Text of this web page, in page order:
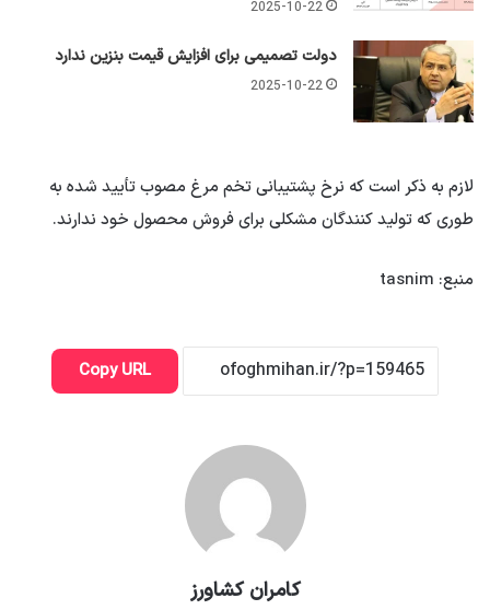
2025-10-22
دولت تصمیمی برای افزایش قیمت بنزین ندارد
2025-10-22
لازم به ذکر است که نرخ پشتیبانی تخم مرغ مصوب تأیید شده به
طوری که تولید کنندگان مشکلی برای فروش محصول خود ندارند.
منبع: tasnim
Copy URL
کامران کشاورز